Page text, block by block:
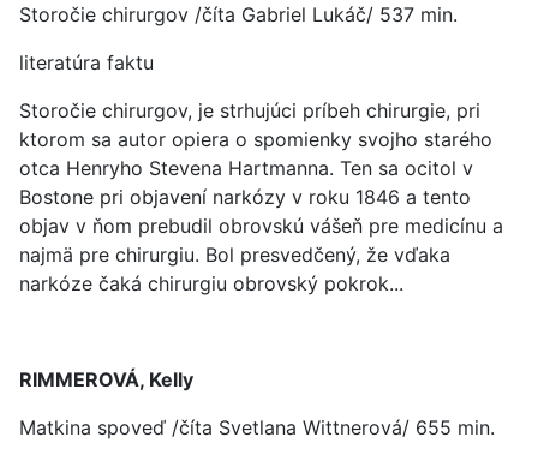
Storočie chirurgov /číta Gabriel Lukáč/ 537 min.
literatúra faktu
Storočie chirurgov, je strhujúci príbeh chirurgie, pri
ktorom sa autor opiera o spomienky svojho starého
otca Henryho Stevena Hartmanna. Ten sa ocitol v
Bostone pri objavení narkózy v roku 1846 a tento
objav v ňom prebudil obrovskú vášeň pre medicínu a
najmä pre chirurgiu. Bol presvedčený, že vďaka
narkóze čaká chirurgiu obrovský pokrok...
RIMMEROVÁ, Kelly
Matkina spoveď /číta Svetlana Wittnerová/ 655 min.